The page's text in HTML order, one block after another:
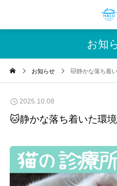
お知
お知らせ 🐱静かな落ち着
2025.10.08
🐱静かな落ち着いた環